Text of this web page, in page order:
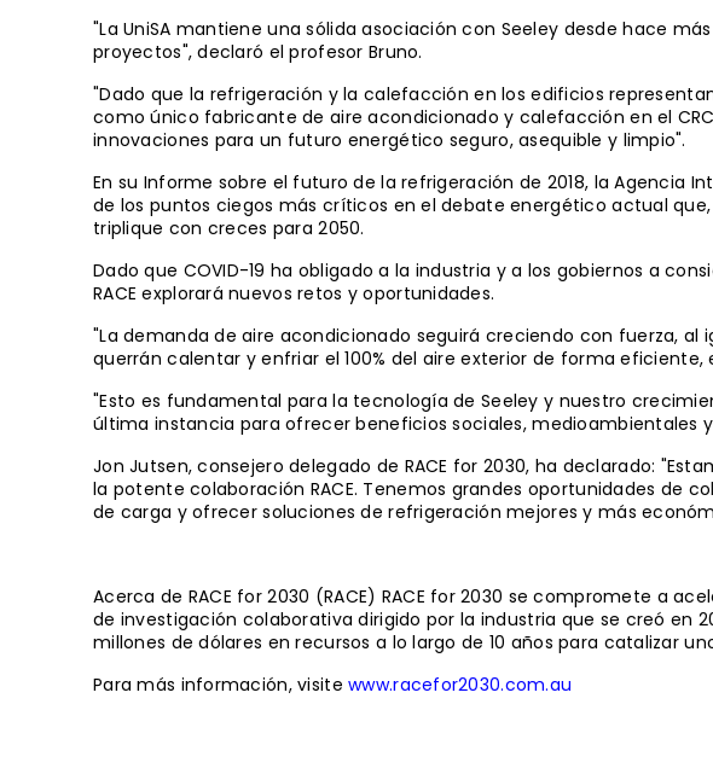
"La UniSA mantiene una sólida asociación con Seeley desde hace
proyectos", declaró el profesor Bruno.
"Dado que la refrigeración y la calefacción en los edificios
como único fabricante de aire acondicionado y calefacción en el
innovaciones para un futuro energético seguro, asequible y limpio".
En su Informe sobre el futuro de la refrigeración de 2018, la Agencia
de los puntos ciegos más críticos en el debate energético actual
triplique con creces para 2050.
Dado que COVID-19 ha obligado a la industria y a los gobiernos a
RACE explorará nuevos retos y oportunidades.
"La demanda de aire acondicionado seguirá creciendo con fuerza, al
querrán calentar y enfriar el 100% del aire exterior de forma
"Esto es fundamental para la tecnología de Seeley y nuestro
última instancia para ofrecer beneficios sociales, medioambientales
Jon Jutsen, consejero delegado de RACE for 2030, ha declarado:
la potente colaboración RACE. Tenemos grandes oportunidades de
de carga y ofrecer soluciones de refrigeración mejores y más
Acerca de RACE for 2030 (RACE) RACE for 2030 se compromete a
de investigación colaborativa dirigido por la industria que se creó en
millones de dólares en recursos a lo largo de 10 años para catalizar
Para más información, visitewww.racefor2030.com.au